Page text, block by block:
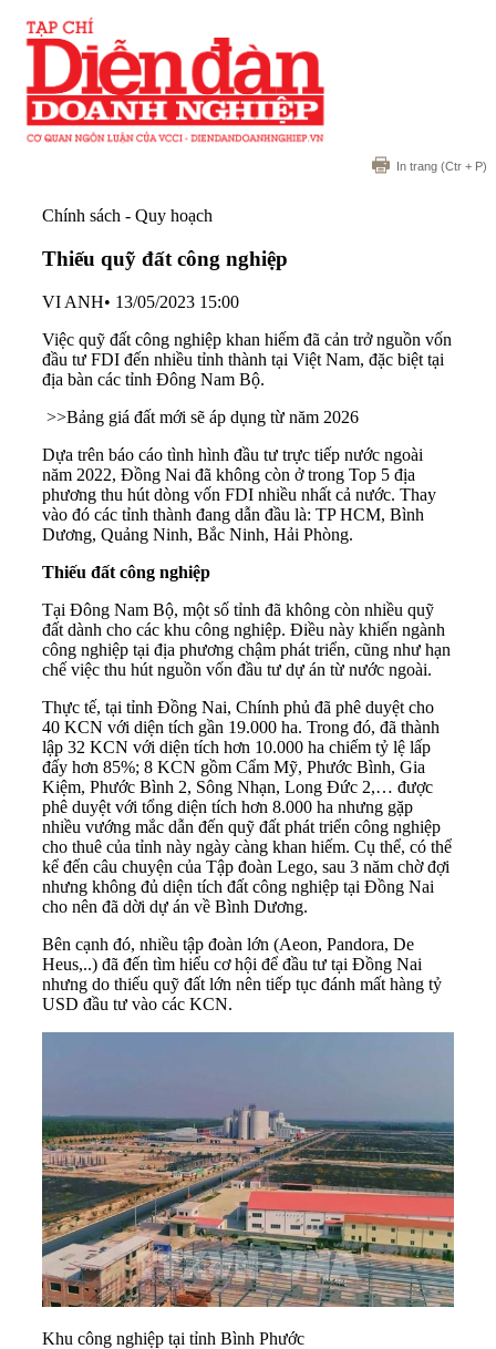
In trang (Ctr + P)
Chính sách - Quy hoạch
Thiếu quỹ đất công nghiệp
VI ANH• 13/05/2023 15:00
Việc quỹ đất công nghiệp khan hiếm đã cản trở nguồn vốn
đầu tư FDI đến nhiều tỉnh thành tại Việt Nam, đặc biệt tại
địa bàn các tỉnh Đông Nam Bộ.
>>Bảng giá đất mới sẽ áp dụng từ năm 2026
Dựa trên báo cáo tình hình đầu tư trực tiếp nước ngoài
năm 2022, Đồng Nai đã không còn ở trong Top 5 địa
phương thu hút dòng vốn FDI nhiều nhất cả nước. Thay
vào đó các tỉnh thành đang dẫn đầu là: TP HCM, Bình
Dương, Quảng Ninh, Bắc Ninh, Hải Phòng.
Thiếu đất công nghiệp
Tại Đông Nam Bộ, một số tỉnh đã không còn nhiều quỹ
đất dành cho các khu công nghiệp. Điều này khiến ngành
công nghiệp tại địa phương chậm phát triển, cũng như hạn
chế việc thu hút nguồn vốn đầu tư dự án từ nước ngoài.
Thực tế, tại tỉnh Đồng Nai, Chính phủ đã phê duyệt cho
40 KCN với diện tích gần 19.000 ha. Trong đó, đã thành
lập 32 KCN với diện tích hơn 10.000 ha chiếm tỷ lệ lấp
đấy hơn 85%; 8 KCN gồm Cẩm Mỹ, Phước Bình, Gia
Kiệm, Phước Bình 2, Sông Nhạn, Long Đức 2,… được
phê duyệt với tổng diện tích hơn 8.000 ha nhưng gặp
nhiều vướng mắc dẫn đến quỹ đất phát triển công nghiệp
cho thuê của tỉnh này ngày càng khan hiếm. Cụ thể, có thể
kể đến câu chuyện của Tập đoàn Lego, sau 3 năm chờ đợi
nhưng không đủ diện tích đất công nghiệp tại Đồng Nai
cho nên đã dời dự án về Bình Dương.
Bên cạnh đó, nhiều tập đoàn lớn (Aeon, Pandora, De
Heus,..) đã đến tìm hiểu cơ hội để đầu tư tại Đồng Nai
nhưng do thiếu quỹ đất lớn nên tiếp tục đánh mất hàng tỷ
USD đầu tư vào các KCN.
Khu công nghiệp tại tỉnh Bình Phước